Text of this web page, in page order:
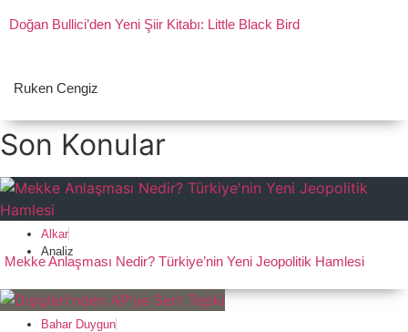
Doğan Bullici’den Yeni Şiir Kitabı: Little Black Bird
Ruken Cengiz
Son Konular
Alkar
Analiz
Mekke Anlaşması Nedir? Türkiye’nin Yeni Jeopolitik Hamlesi
Bahar Duygun